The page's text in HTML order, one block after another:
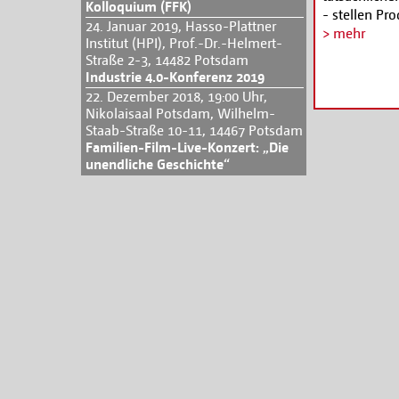
Kolloquium (FFK)
24. Januar 2019, Hasso-Plattner
Institut (HPI), Prof.-Dr.-Helmert-
Straße 2-3, 14482 Potsdam
Industrie 4.0-Konferenz 2019
22. Dezember 2018, 19:00 Uhr,
Nikolaisaal Potsdam, Wilhelm-
Staab-Straße 10-11, 14467 Potsdam
Familien-Film-Live-Konzert: „Die
unendliche Geschichte“
- stellen
Anmeldung:
> mehr